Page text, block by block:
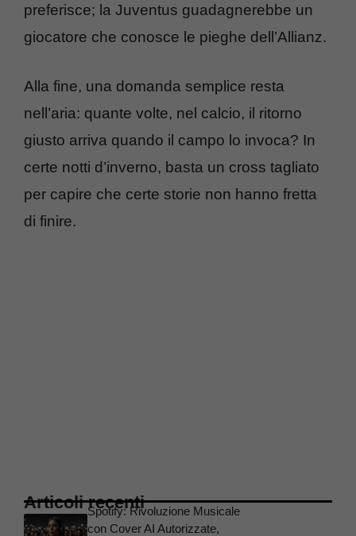
preferisce; la Juventus guadagnerebbe un
giocatore che conosce le pieghe dell’Allianz.
Alla fine, una domanda semplice resta
nell’aria: quante volte, nel calcio, il ritorno
giusto arriva quando il campo lo invoca? In
certe notti d’inverno, basta un cross tagliato
per capire che certe storie non hanno fretta
di finire.
Articoli recentiSpotify: Rivoluzione Musicale
con Cover AI Autorizzate,